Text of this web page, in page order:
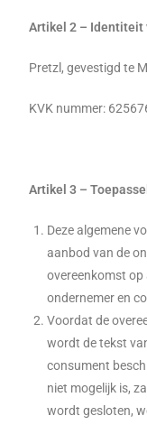
Artikel 2 – Identiteit
Pretzl, gevestigd te
KVK nummer:
Artikel 3 –
Deze algemene
aanbod van de
overeenkomst
ondernemer en
Voordat de
wordt de tekst
consument
niet mogelijk is,
wordt gesloten,